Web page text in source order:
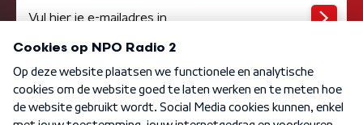
Algemene voorwaarden